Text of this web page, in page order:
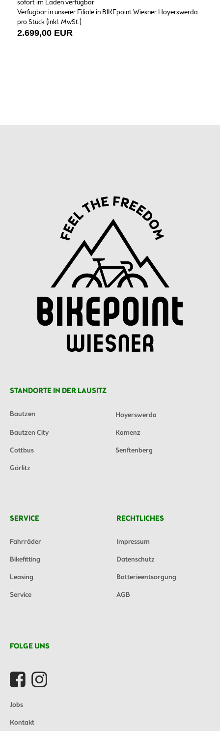
sofort im Laden verfügbar
Verfügbar in unserer Filiale in BIKEpoint Wiesner Hoyerswerda
pro Stück (inkl. MwSt.)
2.699,00 EUR
STANDORTE IN DER LAUSITZ
Bautzen
Hoyerswerda
Bautzen City
Kamenz
Cottbus
Senftenberg
Görlitz
SERVICE
Fahrräder
Bikefitting
Leasing
Service
RECHTLICHES
Impressum
Datenschutz
Batterieentsorgung
AGB
FOLGE UNS
Jobs
Kontakt